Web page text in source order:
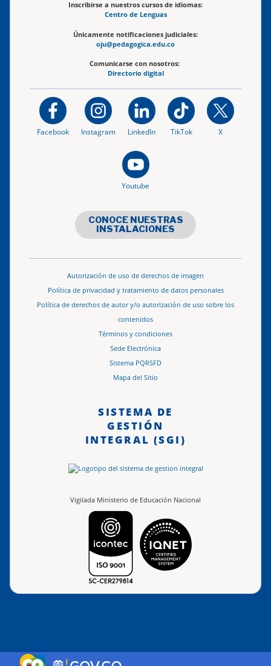
Inscribirse a nuestros cursos de idiomas:
Centro de Lenguas
Únicamente notificaciones judiciales:
oju@pedagogica.edu.co
Comunicarse con nosotros:
Directorio digital
Facebook Instagram LinkedIn TikTok X
Youtube
CONOCE NUESTRAS
INSTALACIONES
Autorización de uso de derechos de imagen
Política de privacidad y tratamiento de datos personales
Política de derechos de autor y/o autorización de uso sobre los
contenidos
Términos y condiciones
Sede Electrónica
Sistema PQRSFD
Mapa del Sitio
SISTEMA DE
GESTIÓN
INTEGRAL (SGI)
Vigilada Ministerio de Educación Nacional